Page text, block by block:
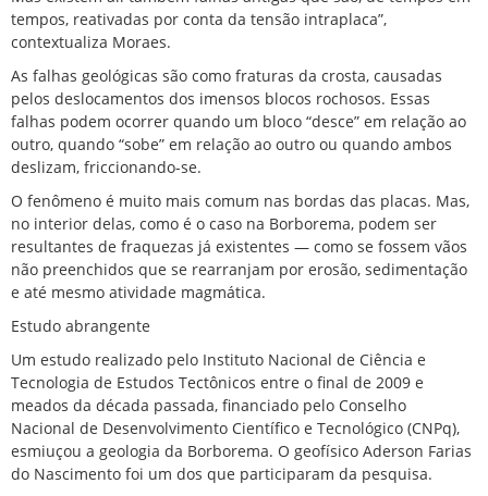
tempos, reativadas por conta da tensão intraplaca”,
contextualiza Moraes.
As falhas geológicas são como fraturas da crosta, causadas
pelos deslocamentos dos imensos blocos rochosos. Essas
falhas podem ocorrer quando um bloco “desce” em relação ao
outro, quando “sobe” em relação ao outro ou quando ambos
deslizam, friccionando-se.
O fenômeno é muito mais comum nas bordas das placas. Mas,
no interior delas, como é o caso na Borborema, podem ser
resultantes de fraquezas já existentes — como se fossem vãos
não preenchidos que se rearranjam por erosão, sedimentação
e até mesmo atividade magmática.
Estudo abrangente
Um estudo realizado pelo Instituto Nacional de Ciência e
Tecnologia de Estudos Tectônicos entre o final de 2009 e
meados da década passada, financiado pelo Conselho
Nacional de Desenvolvimento Científico e Tecnológico (CNPq),
esmiuçou a geologia da Borborema. O geofísico Aderson Farias
do Nascimento foi um dos que participaram da pesquisa.